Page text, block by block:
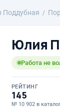
Поддубная
Юлия
Работа не
РЕЙТИНГ
145
№ 10 902 в